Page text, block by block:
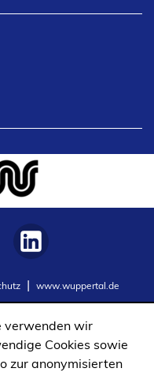
www.wuppertal.de
wir
Cookies sowie
zur anonymisierten